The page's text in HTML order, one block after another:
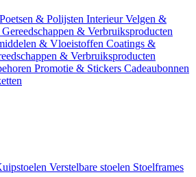
Poetsen & Polijsten InterieurVelgen &
Gereedschappen & Verbruiksproducten
& Vloeistoffen Coatings &
& Verbruiksproducten
Promotie & Stickers Cadeaubonnen
Verstelbare stoelen Stoelframes